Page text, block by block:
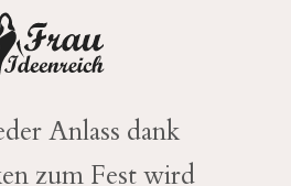
Anlass dank
zum Fest wird